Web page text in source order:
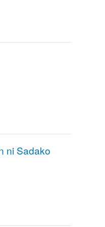
ni Sadako